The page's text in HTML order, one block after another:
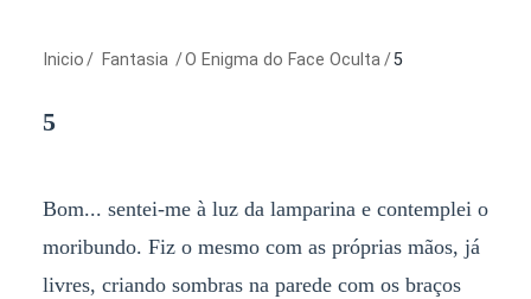
Inicio / Fantasia /O Enigma do Face Oculta /5
5
Bom... sentei-me à luz da lamparina e contemplei o
moribundo. Fiz o mesmo com as próprias mãos, já
livres, criando sombras na parede com os braços